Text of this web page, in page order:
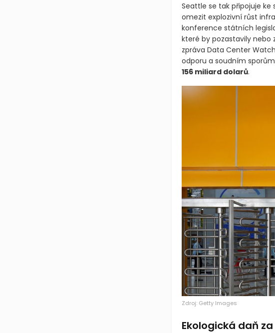
Seattle se tak připojuje ke
omezit explozivní růst
konference státních
které by pozastavily nebo
zpráva Data Center
odporu a soudním
156 miliard dolarů.
Zdroj: Getty Images
Ekologická daň